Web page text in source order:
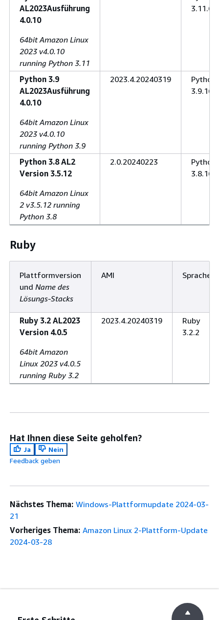
AL2023Ausführung
4.0.10
64bit Amazon Linux
2023 v4.0.10
running Python 3.11
3.11.6
Python 3.9
AL2023Ausführung
4.0.10
64bit Amazon Linux
2023 v4.0.10
running Python 3.9
2023.4.20240319
Python
3.9.16
Python 3.8 AL2
Version 3.5.12
64bit Amazon Linux
2 v3.5.12 running
Python 3.8
2.0.20240223
Python
3.8.16
Ruby
Plattformversion
und Name des
Lösungs-Stacks
AMI Sprache
Ruby 3.2 AL2023
Version 4.0.5
64bit Amazon
Linux 2023 v4.0.5
running Ruby 3.2
2023.4.20240319
Ruby
3.2.2
Hat Ihnen diese Seite geholfen?
Ja
Nein
Feedback geben
Nächstes Thema: Windows-Plattformupdate 2024-03-
21
Vorheriges Thema: Amazon Linux 2-Plattform-Update
2024-03-28